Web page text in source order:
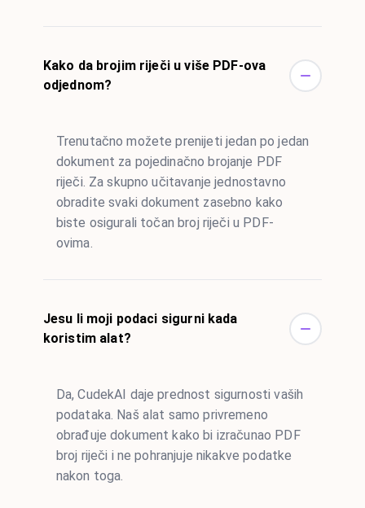
Kako da brojim riječi u više PDF-ova
odjednom?
Trenutačno možete prenijeti jedan po jedan
dokument za pojedinačno brojanje PDF
riječi. Za skupno učitavanje jednostavno
obradite svaki dokument zasebno kako
biste osigurali točan broj riječi u PDF-
ovima.
Jesu li moji podaci sigurni kada
koristim alat?
Da, CudekAI daje prednost sigurnosti vaših
podataka. Naš alat samo privremeno
obrađuje dokument kako bi izračunao PDF
broj riječi i ne pohranjuje nikakve podatke
nakon toga.